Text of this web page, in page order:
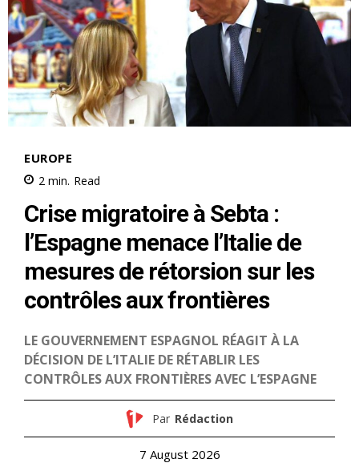
le1.ma
l'intelligence de
l'information